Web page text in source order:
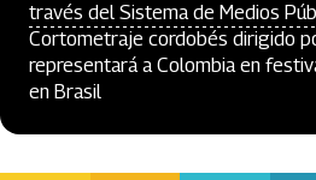
través del Sistema de Medios
Cortometraje cordobés dirigido
representará a Colombia en
en Brasil